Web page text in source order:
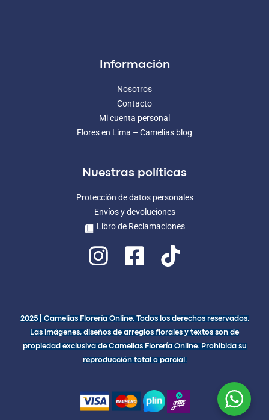
Información
Nosotros
Contacto
Mi cuenta personal
Flores en Lima – Camelias blog
Nuestras políticas
Protección de datos personales
Envíos y devoluciones
Libro de Reclamaciones
2025 | Camelias Florería Online. Todos los derechos reservados.
Las imágenes, diseños de arreglos florales y textos son de
propiedad exclusiva de Camelias Florería Online. Prohibida su
reproducción total o parcial.